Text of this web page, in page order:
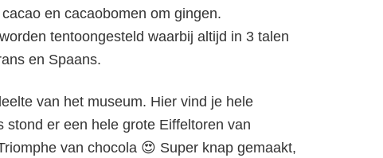
Choco
en cacaobomen om gingen.
tentoongesteld waarbij altijd in 3 talen
en Spaans.
van het museum. Hier vind je hele
er een hele grote Eiffeltoren van
van chocola 😍 Super knap gemaakt,